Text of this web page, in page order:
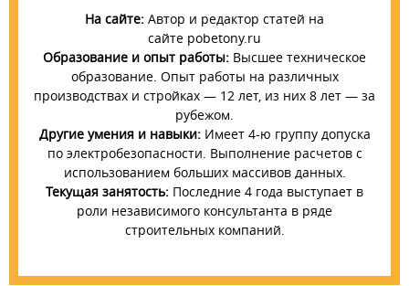
На сайте: Автор и редактор статей на
сайте pobetony.ru
Образование и опыт работы: Высшее техническое
образование. Опыт работы на различных
производствах и стройках — 12 лет, из них 8 лет — за
рубежом.
Другие умения и навыки:Имеет 4-ю группу допуска
по электробезопасности. Выполнение расчетов с
использованием больших массивов данных.
Текущая занятость: Последние 4 года выступает в
роли независимого консультанта в ряде
строительных компаний.